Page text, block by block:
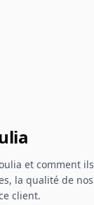
et comment ils
la qualité de nos
client.